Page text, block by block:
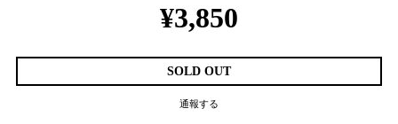
¥3,850
SOLD OUT
通報する